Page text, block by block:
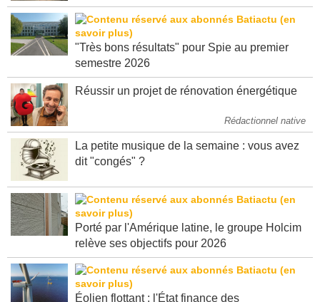
"Très bons résultats" pour Spie au premier
Rédactionnel native
La petite musique de la semaine : vous avez
Porté par l'Amérique latine, le groupe Holcim